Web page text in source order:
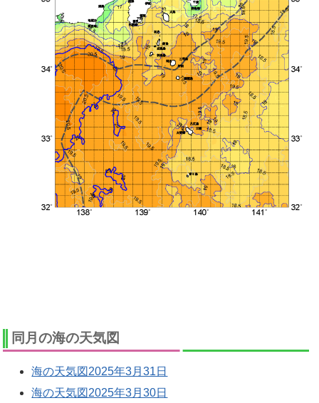
同月の海の天気図
海の天気図2025年3月31日
海の天気図2025年3月30日